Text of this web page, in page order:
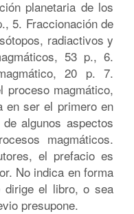
planetaria de los
5. Fraccionación de
radiactivos y
53 p., 6.
20 p. 7.
proceso magmático,
en ser el primero en
algunos aspectos
magmáticos.
el prefacio es
No indica en forma
el libro, o sea
presupone.